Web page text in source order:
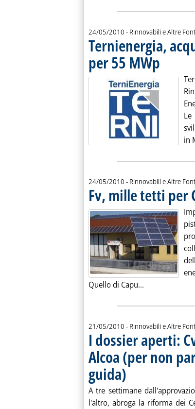
24/05/2010 - Rinnovabili e Altre
Ternienergia,
per 55 MWp . Pubblicata
in
24/05/2010 - Rinnovabili e Altre
Fv, mille tetti per
Quello di Capu...
21/05/2010 - Rinnovabili e Altre
I dossier aperti:
Alcoa (per non
guida) . Pubblicata venerdì 21
A tre settimane
l'altro, abroga la riforma dei